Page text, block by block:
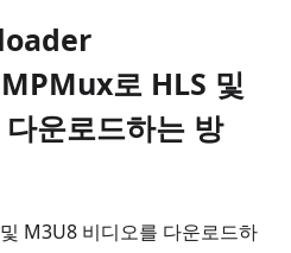
로 HLS 및
운로드하는 방
M3U8 비디오를 다운로드하